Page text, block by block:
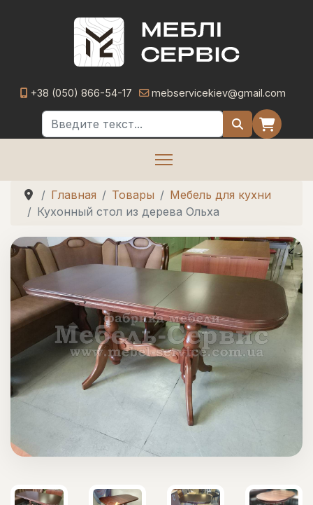
+38 (050) 866-54-17 mebservicekiev@gmail.com
Поиск
Главная Товары
Мебель для кухни
Кухонный стол из дерева Ольха